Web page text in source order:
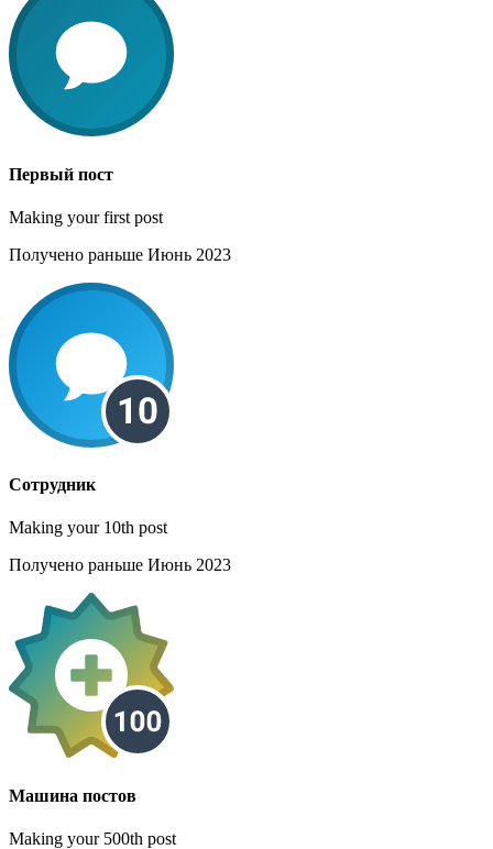
Первый пост
Making your first post
Получено раньше Июнь 2023
Сотрудник
Making your 10th post
Получено раньше Июнь 2023
Машина постов
Making your 500th post